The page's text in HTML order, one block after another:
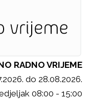
RADNO VRIJEME
do 28.08.2026.
08:00 - 15:00